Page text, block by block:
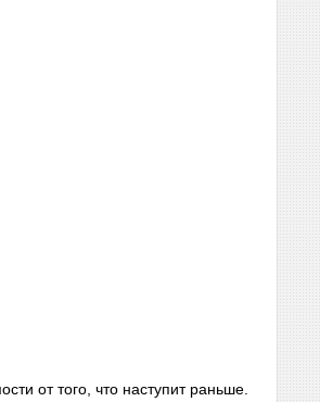
от того, что наступит раньше.